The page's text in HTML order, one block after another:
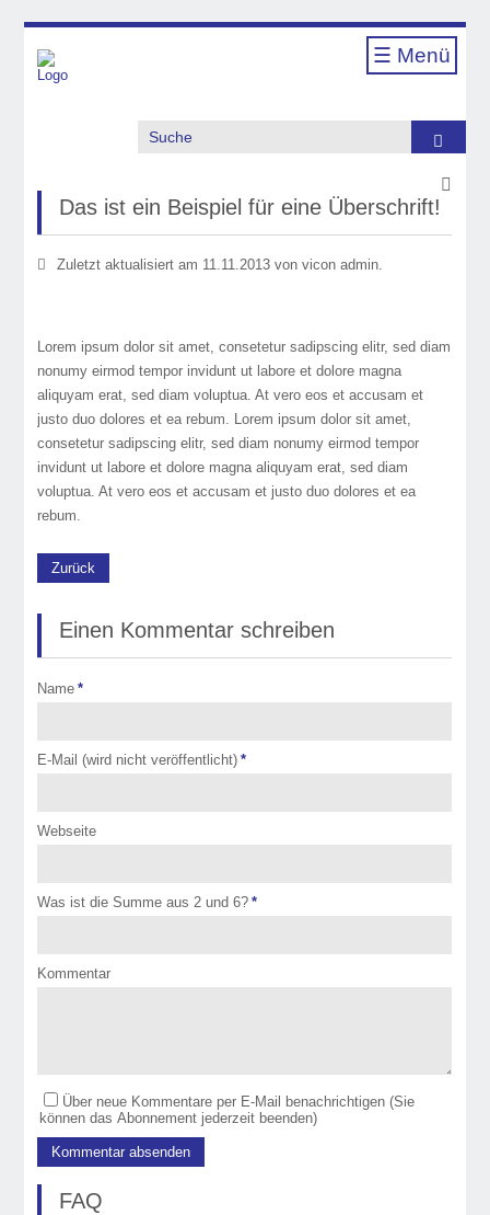
☰ Menü
Suche
Das ist ein Beispiel für eine Überschrift!
Zuletzt aktualisiert am 11.11.2013 von vicon admin.
Lorem ipsum dolor sit amet, consetetur sadipscing elitr, sed diam
nonumy eirmod tempor invidunt ut labore et dolore magna
aliquyam erat, sed diam voluptua. At vero eos et accusam et
justo duo dolores et ea rebum. Lorem ipsum dolor sit amet,
consetetur sadipscing elitr, sed diam nonumy eirmod tempor
invidunt ut labore et dolore magna aliquyam erat, sed diam
voluptua. At vero eos et accusam et justo duo dolores et ea
rebum.
Zurück
Einen Kommentar schreiben
Name *
E-Mail (wird nicht veröffentlicht) *
Webseite
Was ist die Summe aus 2 und 6? *
Kommentar
Über neue Kommentare per E-Mail benachrichtigen (Sie
können das Abonnement jederzeit beenden)
FAQ